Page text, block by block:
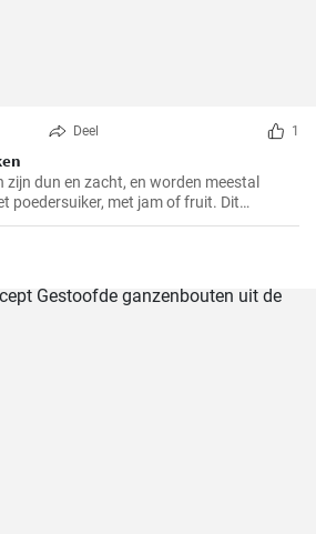
Deel 1
zijn dun en zacht, en worden meestal
poedersuiker, met jam of fruit. Dit
populaire keuze voor het ontbijt, de lunch